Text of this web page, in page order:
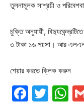
তুলনামূলক সাশ্রয়ী ও
চুক্তি অনুযায়ী,
৩ টাকা ১৬ পয়সা। আর
শেয়ার করতে ক্লিক করুন